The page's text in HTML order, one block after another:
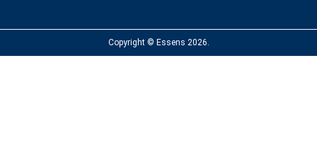
Copyright © Essens 2026.